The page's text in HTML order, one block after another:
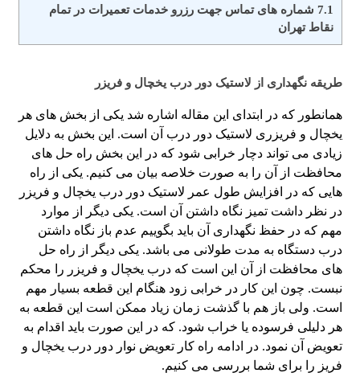
7.1 شماره های تماس​ جهت رزرو خدمات تعمیرات در تمام
نقاط تهران
طریقه نگهداری از لاستیک دور درب یخچال و فریزر
همانطور که در ابتدای این مقاله اشاره شد یکی از بخش های هر
یخچال و فریزری لاستیک دور درب آن است. این بخش به دلایل
زیادی می تواند دچار خرابی شود که در این بخش راه حل های
محافظت از آن را به صورت خلاصه بیان می کنیم. یکی از راه
هایی که در افزایش طول عمر لاستیک دور درب یخچال و فریزر
در نظر داشت تمیز نگاه داشتن آن است. یکی دیگر از موارد
مهم که در حفظ نگهداری آن باید بگوییم عدم باز نگاه داشتن
درب دستگاه به مدت طولانی می باشد. یکی دیگر از راه حل
های محافظت از آن این است که درب یخچال و فریزر را محکم
نبست. چون این کار در خرابی زود هنگام این قطعه بسیار مهم
است. ولی باز هم با گذشت زمان زیاد ممکن است این قطعه به
هر دلیلی فرسوده یا خراب شود. که در این صورت باید اقدام به
تعویض آن نمود. در ادامه راه کار تعویض نوار دور درب یخچال و
فریز را برای شما بررسی می کنیم.